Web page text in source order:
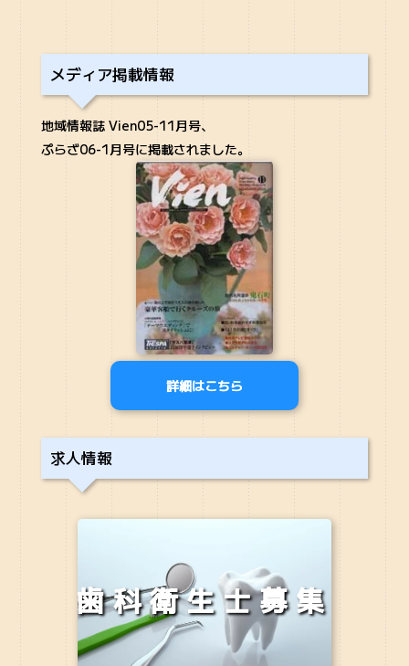
メディア掲載情報
地域情報誌 Vien05-11月号、
ぷらざ06-1月号に掲載されました。
詳細はこちら
求人情報
歯科衛生士募集